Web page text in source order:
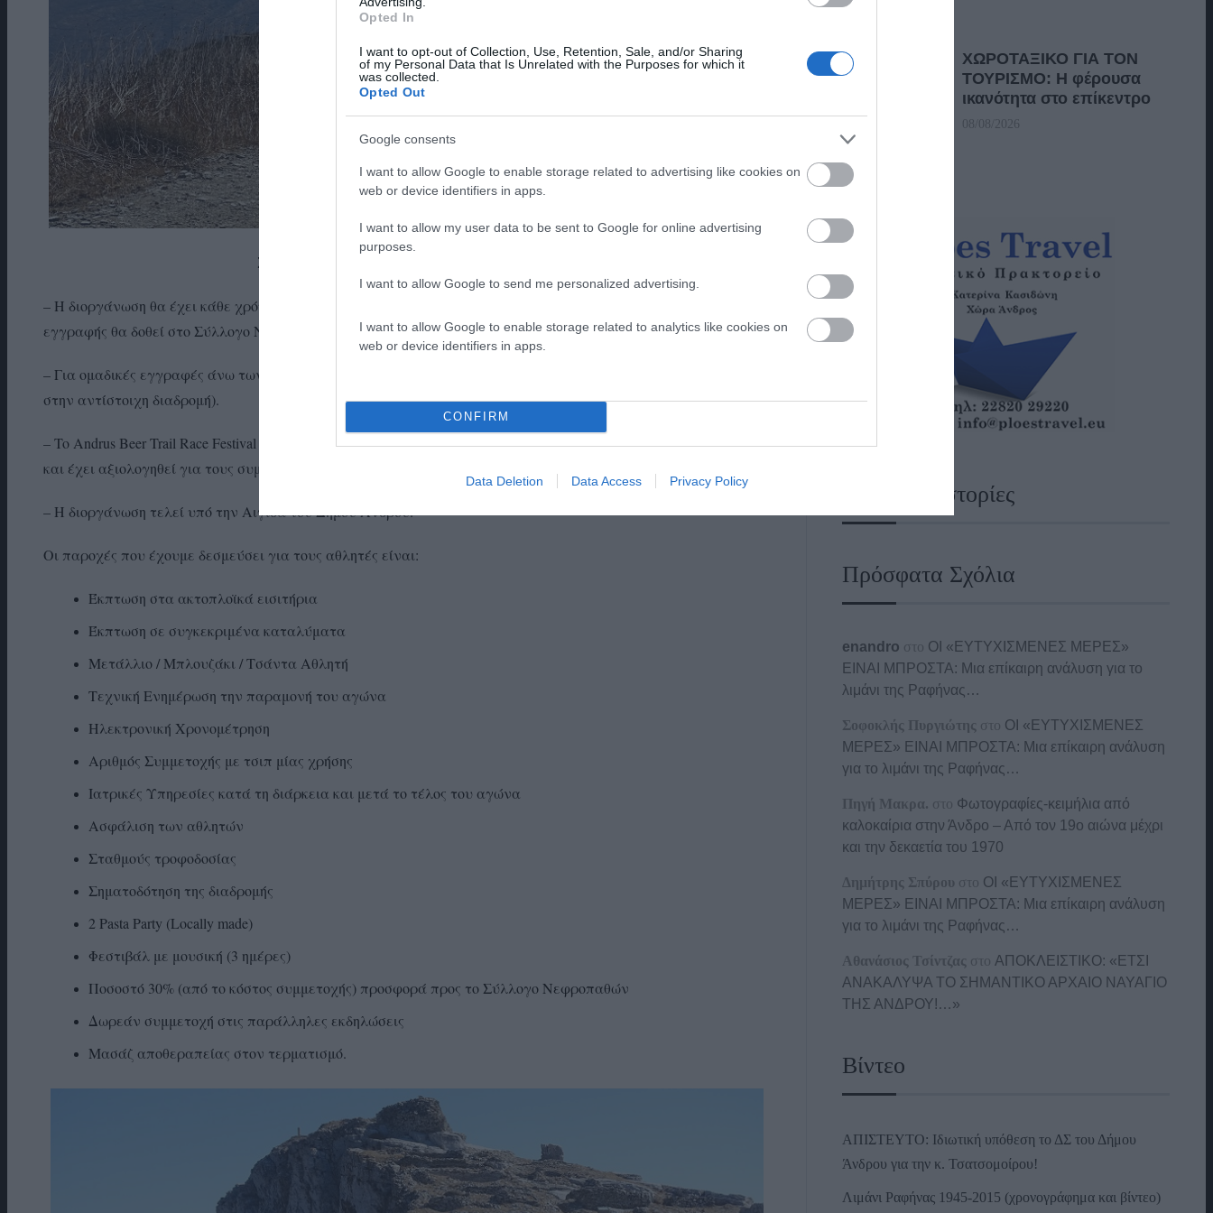
Opted In
I want to opt-out of Collection, Use, Retention, Sale, and/or Sharing
of my Personal Data that Is Unrelated with the Purposes for which it
was collected.
Opted Out
Google consents
I want to allow Google to enable storage related to advertising like cookies on
web or device identifiers in apps.
I want to allow my user data to be sent to Google for online advertising
purposes.
I want to allow Google to send me personalized advertising.
I want to allow Google to enable storage related to analytics like cookies on
web or device identifiers in apps.
CONFIRM
Data Deletion Data Access Privacy Policy
Στιγμιότυπο από το “Andros Trail Race – 2019”
– Η διοργάνωση θα έχει κάθε χρόνο φιλανθρωπικό σκοπό! Για τη φετινή χρονιά 30% των εσόδων του κόστους
εγγραφής θα δοθεί στο Σύλλογο Νεφροπαθών Άνδρου.
– Για ομαδικές εγγραφές άνω των 10 ατόμων θα υπάρχει έκπτωση (Δείτε αναλυτικά στο
στην αντίστοιχη διαδρομή).
– To Andrus Beer Trail Race Festival είναι μέλος της ITRA trail με τις δύο μεγάλες διαδρομές να έχουν πιστοποιηθεί
και έχει αξιολογηθεί για τους συμμετέχοντες της Gerakones Challenge 32km με Itra Points: 1
– Η διοργάνωση τελεί υπό την Αιγίδα του Δήμου Άνδρου.
Οι παροχές που έχουμε δεσμεύσει για τους αθλητές είναι:
Έκπτωση στα ακτοπλοϊκά εισιτήρια
Έκπτωση σε συγκεκριμένα καταλύματα
Μετάλλιο / Μπλουζάκι / Τσάντα Αθλητή
Τεχνική Ενημέρωση την παραμονή του αγώνα
Ηλεκτρονική Χρονομέτρηση
Αριθμός Συμμετοχής με τσιπ μίας χρήσης
Ιατρικές Υπηρεσίες κατά τη διάρκεια και μετά το τέλος του αγώνα
Ασφάλιση των αθλητών
Σταθμούς τροφοδοσίας
Σηματοδότηση της διαδρομής
2 Pasta Party (Locally made)
Φεστιβάλ με μουσική (3 ημέρες)
Ποσοστό 30% (από το κόστος συμμετοχής) προσφορά προς το Σύλλογο Νεφροπαθών
Δωρεάν συμμετοχή στις παράλληλες εκδηλώσεις
Μασάζ αποθεραπείας στον τερματισμό.
ΧΩΡΟΤΑΞΙΚΟ ΓΙΑ ΤΟΝ
ΤΟΥΡΙΣΜΟ: Η φέρουσα
ικανότητα στο επίκεντρο
08/08/2026
Ναυτικές Ιστορίες
Πρόσφατα Σχόλια
enandro στο ΟΙ «ΕΥΤΥΧΙΣΜΕΝΕΣ ΜΕΡΕΣ»
ΕΙΝΑΙ ΜΠΡΟΣΤΑ: Μια επίκαιρη ανάλυση για το
λιμάνι της Ραφήνας…
Σοφοκλής Πυργιώτης στο ΟΙ «ΕΥΤΥΧΙΣΜΕΝΕΣ
ΜΕΡΕΣ» ΕΙΝΑΙ ΜΠΡΟΣΤΑ: Μια επίκαιρη ανάλυση
για το λιμάνι της Ραφήνας…
Πηγή Μακρα. στο Φωτογραφίες-κειμήλια από
καλοκαίρια στην Άνδρο – Από τον 19ο αιώνα μέχρι
και την δεκαετία του 1970
Δημήτρης Σπύρου στο ΟΙ «ΕΥΤΥΧΙΣΜΕΝΕΣ
ΜΕΡΕΣ» ΕΙΝΑΙ ΜΠΡΟΣΤΑ: Μια επίκαιρη ανάλυση
για το λιμάνι της Ραφήνας…
Αθανάσιος Τσίντζας στοΑΠΟΚΛΕΙΣΤΙΚΟ: «ΕΤΣΙ
ΑΝΑΚΑΛΥΨΑ ΤΟ ΣΗΜΑΝΤΙΚΟ ΑΡΧΑΙΟ ΝΑΥΑΓΙΟ
ΤΗΣ ΑΝΔΡΟΥ!…»
Βίντεο
ΑΠΙΣΤΕΥΤΟ: Ιδιωτική υπόθεση το ΔΣ του Δήμου
Άνδρου για την κ. Τσατσομοίρου!
Λιμάνι Ραφήνας 1945-2015 (χρονογράφημα και βίντεο)